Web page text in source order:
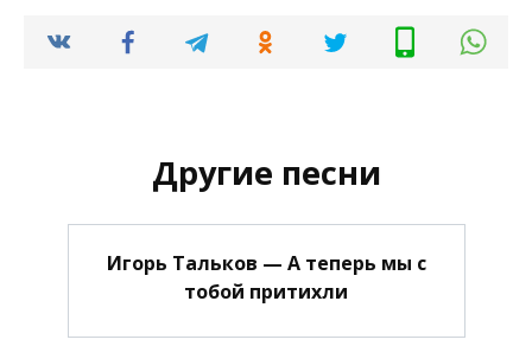
Другие песни
Игорь Тальков — А теперь мы с
тобой притихли